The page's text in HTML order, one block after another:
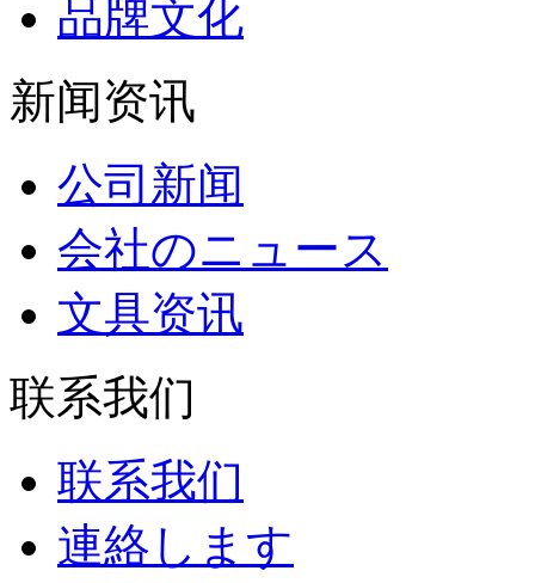
品牌文化
新闻资讯
公司新闻
会社のニュース
文具资讯
联系我们
联系我们
連絡します